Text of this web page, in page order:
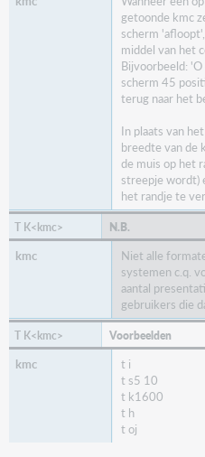
getoonde kmc
scherm
middel van het
Bijvoorbeeld:
scherm 45
terug naar het
In plaats van
breedte van de
de muis op het
streepje wordt)
het randje te
N.B.
Niet alle
systemen c.q.
aantal
gebruikers die
Voorbeelden
t i
t s5 10
t k1600
t h
t oj